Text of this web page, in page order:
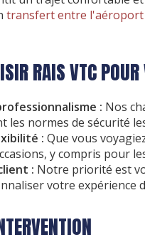
transfert entre l'aéroport
RAIS VTC
: Nos
les normes de sécurité
: Que vous
y compris pour
: Notre priorité est
votre expérience